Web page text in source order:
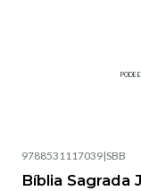
PODE
9788531117039|SBB
Bíblia Sagrada